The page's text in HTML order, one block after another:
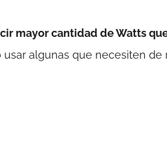
mayor cantidad de Watts
algunas que necesiten de